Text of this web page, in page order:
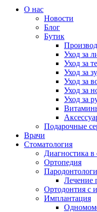
О нас
Новости
Блог
Бутик
Уход за
Уход за
Уход за
Уход за
Уход за
Уход за
Подарочные
Врачи
Стоматология
Диагностика в
Ортопедия
Лечение
Ортодонтия с
Имплантация